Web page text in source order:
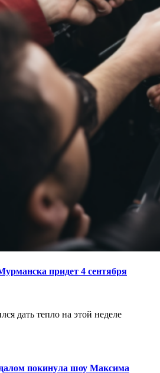
придет 4 сентября
дать тепло на этой неделе
покинула шоу Максима